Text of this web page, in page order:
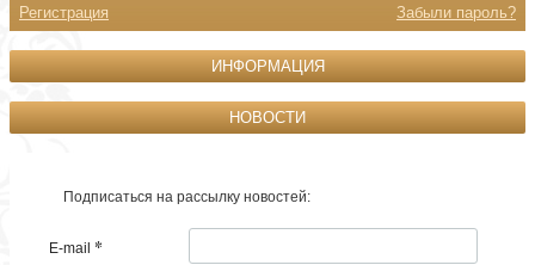
Регистрация Забыли пароль?
ИНФОРМАЦИЯ
НОВОСТИ
Подписаться на рассылку новостей:
E-mail *